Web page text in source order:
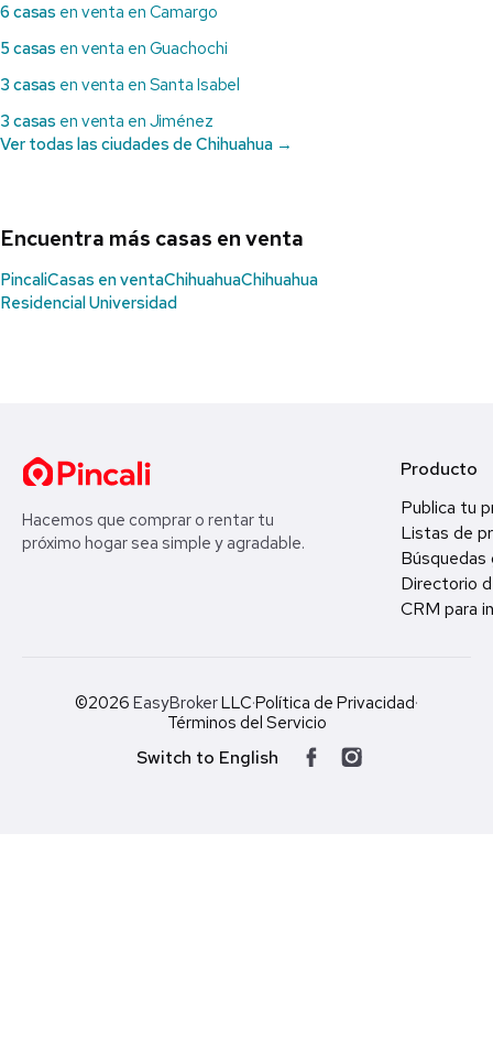
6 casas en venta en Camargo
5 casas en venta en Guachochi
3 casas en venta en Santa Isabel
3 casas en venta en Jiménez
Ver todas las ciudades de Chihuahua →
Encuentra más casas en venta
PincaliCasas en ventaChihuahuaChihuahua
Residencial Universidad
Hacemos que comprar o rentar tu
próximo hogar sea simple y agradable.
Producto
Publica tu
Listas de
Búsquedas
Directorio
CRM para
©2026 EasyBrokerLLC·Política de Privacidad·
Términos del Servicio
Switch to English